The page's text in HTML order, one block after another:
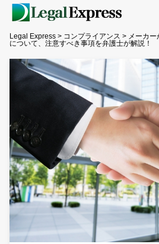
Legal Express > コンプライアンス > メーカ
について、注意すべき事項を弁護士が解説！